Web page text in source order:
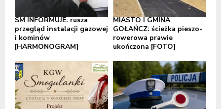
SM INFORMUJE: rusza
przegląd instalacji gazowej
i kominów
[HARMONOGRAM]
MIASTO I GMINA
GOŁAŃCZ: ścieżka pieszo-
rowerowa prawie
ukończona [FOTO]